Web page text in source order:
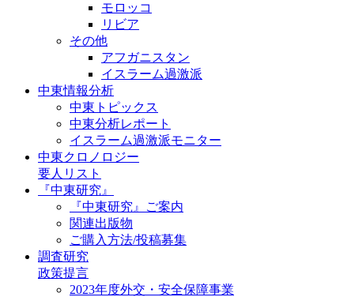
モロッコ
リビア
その他
アフガニスタン
イスラーム過激派
中東情報分析
中東トピックス
中東分析レポート
イスラーム過激派モニター
中東クロノロジー
要人リスト
『中東研究』
『中東研究』ご案内
関連出版物
ご購入方法/投稿募集
調査研究
政策提言
2023年度外交・安全保障事業